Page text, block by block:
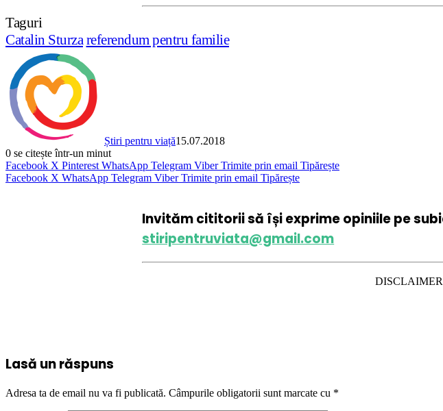
Taguri
Catalin Sturza referendum pentru familie
Știri pentru viață15.07.2018
0 se citește într-un minut
Facebook X Pinterest WhatsApp Telegram Viber Trimite prin email Tipărește
Facebook X WhatsApp Telegram Viber Trimite prin email Tipărește
Invităm cititorii să își exprime opiniile pe
stiripentruviata@gmail.com
DISCLAIMER:
Lasă un răspuns
Adresa ta de email nu va fi publicată. Câmpurile obligatorii sunt marcate cu *